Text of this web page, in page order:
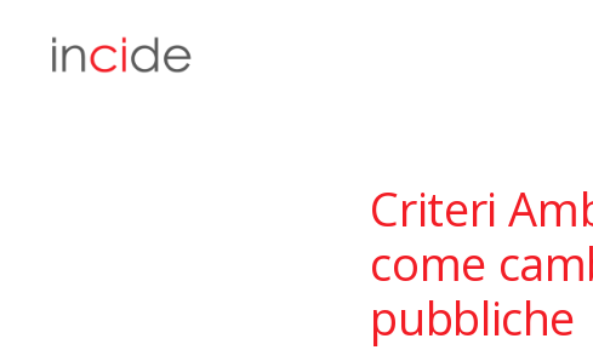
Criteri
come
pubbliche